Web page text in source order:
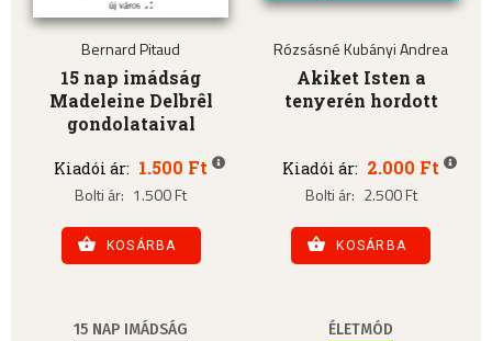
Bernard Pitaud
15 nap imádság
Madeleine Delbrêl
gondolataival
Kiadói ár: 1.500 Ft
Bolti ár: 1.500 Ft
KOSÁRBA
Rózsásné Kubányi Andrea
Akiket Isten a
tenyerén hordott
Kiadói ár: 2.000 Ft
Bolti ár: 2.500 Ft
KOSÁRBA
15 NAP IMÁDSÁG ÉLETMÓD